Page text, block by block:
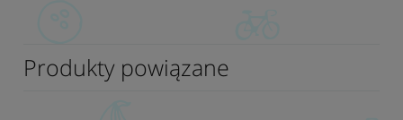
Produkty powiązane